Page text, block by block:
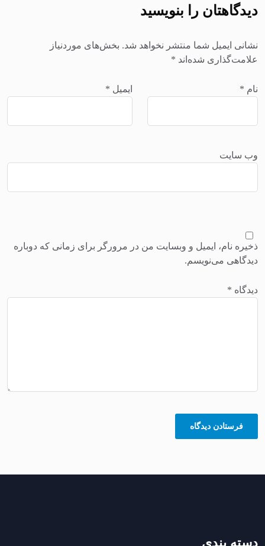
دیدگاهتان را بنویسید
نشانی ایمیل شما منتشر نخواهد شد. بخش‌های موردنیاز
علامت‌گذاری شده‌اند *
نام * ایمیل *
وب‌ سایت
ذخیره نام، ایمیل و وبسایت من در مرورگر برای زمانی که دوباره
دیدگاهی می‌نویسم.
دیدگاه *
دسته بندی